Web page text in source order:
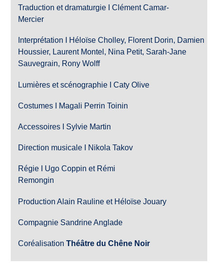
Traduction et dramaturgie I Clément Camar-
Mercier
Interprétation I Héloïse Cholley, Florent Dorin, Damien
Houssier, Laurent Montel, Nina Petit, Sarah-Jane
Sauvegrain, Rony Wolff
Lumières et scénographie I Caty Olive
Costumes I Magali Perrin Toinin
Accessoires I Sylvie Martin
Direction musicale I Nikola Takov
Régie I Ugo Coppin et Rémi
Remongin
Production Alain Rauline et Héloïse Jouary
Compagnie Sandrine Anglade
CoréalisationThéâtre du Chêne Noir